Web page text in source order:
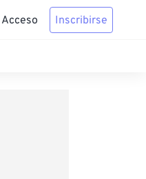
Acceso Inscribirse